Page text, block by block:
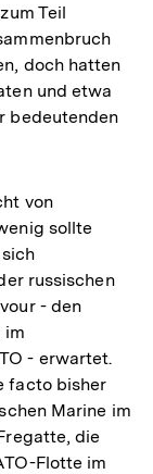
Teil
doch hatten
und etwa
bedeutenden
von
sollte
russischen
- den
im
- erwartet.
facto bisher
Marine im
die
Flotte im